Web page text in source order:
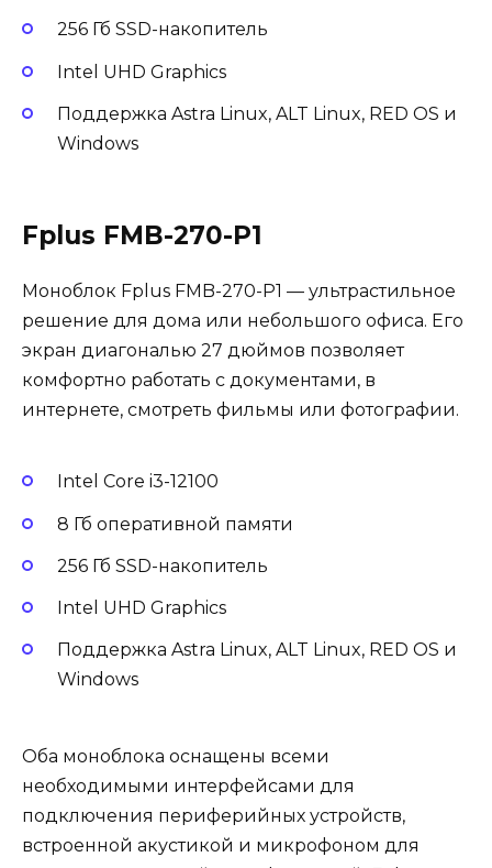
256 Гб SSD-накопитель
Intel UHD Graphics
Поддержка Astra Linux, ALT Linux, RED OS и
Windows
Fplus FMB-270-P1
Моноблок Fplus FMB-270-P1 — ультрастильное
решение для дома или небольшого офиса. Его
экран диагональю 27 дюймов позволяет
комфортно работать с документами, в
интернете, смотреть фильмы или фотографии.
Intel Core i3-12100
8 Гб оперативной памяти
256 Гб SSD-накопитель
Intel UHD Graphics
Поддержка Astra Linux, ALT Linux, RED OS и
Windows
Оба моноблока оснащены всеми
необходимыми интерфейсами для
подключения периферийных устройств,
встроенной акустикой и микрофоном для